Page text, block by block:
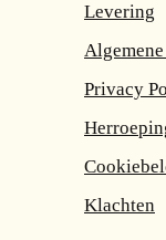
Levering
Privacy
Klachten